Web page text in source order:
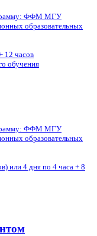
ФФМ МГУ
образовательных
12 часов
обучения
ФФМ МГУ
образовательных
или 4 дня по 4 часа + 8